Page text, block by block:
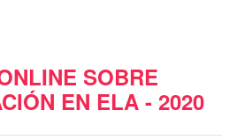
SOBRE
EN ELA - 2020